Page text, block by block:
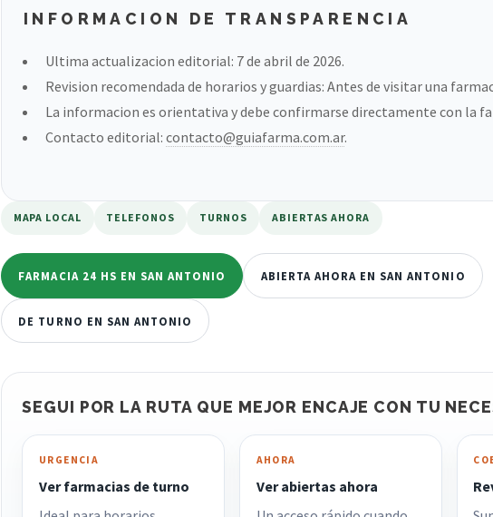
INFORMACION DE TRANSPARENCIA
Ultima actualizacion editorial: 7 de abril de 2026.
Revision recomendada de horarios y guardias: Antes de visitar una
La informacion es orientativa y debe confirmarse directamente con la
Contacto editorial: contacto@guiafarma.com.ar.
MAPA LOCAL TELEFONOS TURNOS ABIERTAS AHORA
FARMACIA 24 HS EN SAN ANTONIO ABIERTA AHORA EN SAN ANTONIO
DE TURNO EN SAN ANTONIO
SEGUI POR LA RUTA QUE MEJOR ENCAJE CON TU
URGENCIA
Ver farmacias de turno
AHORA
Ver abiertas ahora